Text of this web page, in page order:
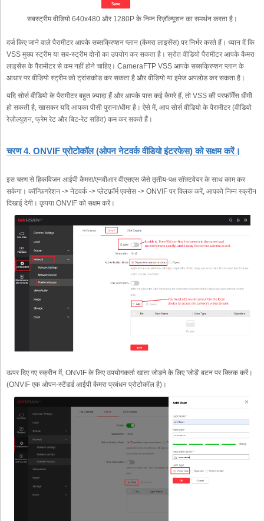
सबस्ट्रीम वीडियो 640x480 और 1280P के निम्न रिज़ॉल्यूशन का समर्थन करता है।
दर्ज किए जाने वाले पैरामीटर आपके सब्सक्रिप्शन प्लान (कैमरा लाइसेंस) पर निर्भर करते हैं। ध्यान दें कि
VSS मुख्य स्ट्रीम या सब-स्ट्रीम दोनों का उपयोग कर सकता है। स्रोत वीडियो पैरामीटर आपके कैमरा
लाइसेंस के पैरामीटर से कम नहीं होने चाहिए। CameraFTP VSS आपके सब्सक्रिप्शन प्लान के
आधार पर वीडियो स्ट्रीम को ट्रांसकोड कर सकता है और वीडियो या इमेज अपलोड कर सकता है।
यदि सोर्स वीडियो के पैरामीटर बहुत ज़्यादा हैं और आपके पास कई कैमरे हैं, तो VSS की परफॉर्मेंस धीमी
हो सकती है, खासकर यदि आपका पीसी पुराना/धीमा है। ऐसे में, आप सोर्स वीडियो के पैरामीटर (वीडियो
रेज़ोल्यूशन, फ्रेम रेट और बिट-रेट सहित) कम कर सकते हैं।
चरण 4. ONVIF प्रोटोकॉल (ओपन नेटवर्क वीडियो इंटरफेस) को सक्षम करें।
इस चरण से हिकविजन आईपी कैमरा/एनवीआर वीएसएस जैसे तृतीय-पक्ष सॉफ़्टवेयर के साथ काम कर
सकेगा। कॉन्फ़िगरेशन -> नेटवर्क -> प्लेटफ़ॉर्म एक्सेस -> ONVIF पर क्लिक करें, आपको निम्न स्क्रीन
दिखाई देगी। कृपया ONVIF को सक्षम करें।
ऊपर दिए गए स्क्रीन में, ONVIF के लिए उपयोगकर्ता खाता जोड़ने के लिए 'जोड़ें' बटन पर क्लिक करें।
(ONVIF एक ओपन-स्टैंडर्ड आईपी कैमरा प्रबंधन प्रोटोकॉल है)।